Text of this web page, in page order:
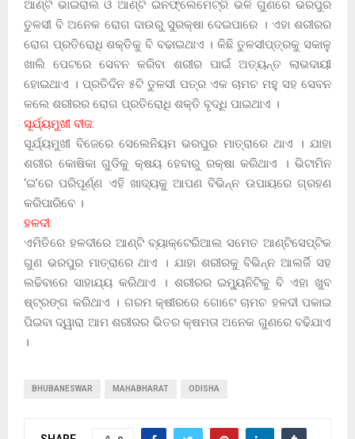
ଆଣ୍ଟି ଭାଇରାଲ ଓ ଆଣ୍ଟି ଇନଫ୍ଲେମେଟ୍ରି ଭଳି ଗୁଣରେ ଭରପୁର
ତୁଳସୀ ବି ଅନେକ ରୋଗ ଦାଉରୁ ସୁରକ୍ଷା ଦେଇପାରେ । ଏହା ଶରୀରର
ରୋଗ ପ୍ରତିରୋଧି ଶକ୍ତିକୁ ବି ବଢାଇଥାଏ । କିଛି ତୁଳସୀପ୍ତ୍ରକୁ ସକାଳୁ
ଖାଲି ପେଟରେ ସେବନ କରିବା ଶରୀର ପାଇଁ ଅତ୍ୟନ୍ତ ଲାଭଦାୟୀ
ହୋଇଥାଏ । ପ୍ରତିଦିନ ୫ଟି ତୁଳସୀ ପତ୍ର ଏକ ଚାମଚ ମହୁ ସହ ସେବନ
କଲେ ଶରୀରର ରୋଗ ପ୍ରତିରୋଧି ଶକ୍ତି ବୃଦ୍ଧି ପାଇଥାଏ ।
ସୂର୍ଯ୍ୟମୁଖୀ ବୀଜ:
ସୂର୍ଯ୍ୟମୁଖୀ ବିଜେରେ ସେଲେନିୟମ ଭରପୁର ମାତ୍ରାରେ ଥାଏ । ଯାହା
ଶରୀର କୋଷିକା ଗୁଡିକୁ କ୍ଷୟ ହେବାରୁ ରକ୍ଷା କରିଥାଏ । ଭିଟାମିନ
‘ଇ’ରେ ପରିପୂର୍ଣ୍ଣ ଏହି ଖାଦ୍ୟକୁ ଆପଣ ବିଭିନ୍ନ ଉପାୟରେ ଗ୍ରହଣ
କରିପାରିବେ ।
ହଳଦୀ:
ଏମିତିରେ ହଳଦୀରେ ଆଣ୍ଟି ବ୍ୟାକ୍ଟେରିଆଲ ସମେତ ଆଣ୍ଟିସେପ୍ଟିକ
ଗୁଣ ଭରପୁର ମାତ୍ରାରେ ଥାଏ । ଯାହା ଶରୀରକୁ ବିଭିନ୍ନ ଆଲର୍ଜି ସହ
ଲଢିବାରେ ସାହାଯ୍ୟ କରିଥାଏ । ଶରୀରର ଇମ୍ୟୁନିଟିକୁ ବି ଏହା ଖୁବ
ଷ୍ଟ୍ରଙ୍ଗ କରିଥାଏ । ଗରମ କ୍ଷୀରରେ ଗୋଟେ ଚାମଚ ହଳଦୀ ପକାଇ
ପିଇବା ଦ୍ୱାରା ଆମ ଶରୀରର ଭିତର କ୍ଷମତା ଅନେକ ଗୁଣରେ ବଢିଯାଏ
।
BHUBANESWAR MAHABHARAT ODISHA